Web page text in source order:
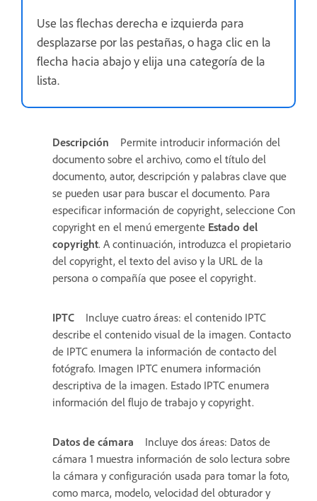
Use las flechas derecha e izquierda para
desplazarse por las pestañas, o haga clic en la
flecha hacia abajo y elija una categoría de la
lista.
Descripción
Permite introducir información del
documento sobre el archivo, como el título del
documento, autor, descripción y palabras clave que
se pueden usar para buscar el documento. Para
especificar información de copyright, seleccione Con
copyright en el menú emergente Estado del
copyright. A continuación, introduzca el propietario
del copyright, el texto del aviso y la URL de la
persona o compañía que posee el copyright.
IPTC
Incluye cuatro áreas: el contenido IPTC
describe el contenido visual de la imagen. Contacto
de IPTC enumera la información de contacto del
fotógrafo. Imagen IPTC enumera información
descriptiva de la imagen. Estado IPTC enumera
información del flujo de trabajo y copyright.
Datos de cámara
Incluye dos áreas: Datos de
cámara 1 muestra información de solo lectura sobre
la cámara y configuración usada para tomar la foto,
como marca, modelo, velocidad del obturador y